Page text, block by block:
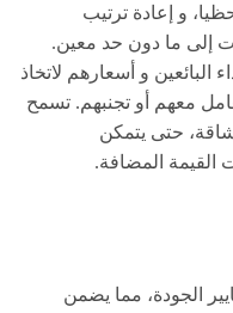
و إعادة ترتيب
إلى ما دون حد معين.
البائعين و أسعارهم لاتخاذ
معهم أو تجنبهم. تسمح
حتى يتمكن
القيمة المضافة.
الجودة، مما يضمن